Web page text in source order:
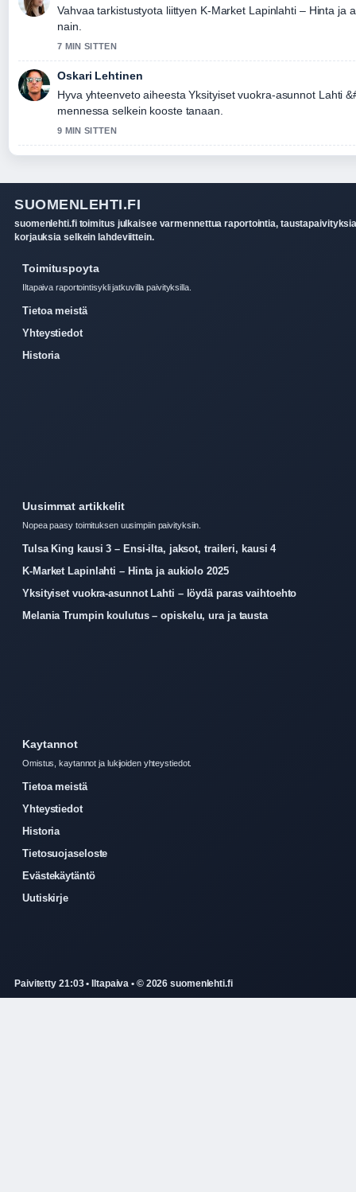
Vahvaa tarkistustyota liittyen K-Market Lapinlahti – Hinta ja
nain.
7 MIN SITTEN
Oskari Lehtinen
Hyva yhteenveto aiheesta Yksityiset vuokra-asunnot Lahti
mennessa selkein kooste tanaan.
9 MIN SITTEN
SUOMENLEHTI.FI
suomenlehti.fi toimitus julkaisee varmennettua raportointia,
korjauksia selkein lahdeviittein.
Toimituspoyta
Iltapaiva raportointisykli jatkuvilla paivityksilla.
Tietoa meistä
Yhteystiedot
Historia
Uusimmat artikkelit
Nopea paasy toimituksen uusimpiin paivityksiin.
Tulsa King kausi 3 – Ensi-ilta, jaksot, traileri, kausi 4
K-Market Lapinlahti – Hinta ja aukiolo 2025
Yksityiset vuokra-asunnot Lahti – löydä paras vaihtoehto
Melania Trumpin koulutus – opiskelu, ura ja tausta
Kaytannot
Omistus, kaytannot ja lukijoiden yhteystiedot.
Tietoa meistä
Yhteystiedot
Historia
Tietosuojaseloste
Evästekäytäntö
Uutiskirje
Paivitetty 21:03 • Iltapaiva • © 2026 suomenlehti.fi